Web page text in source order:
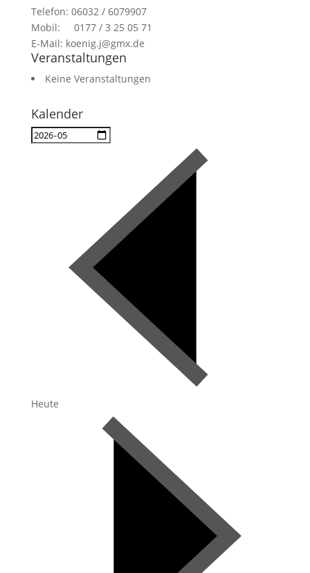
Telefon: 06032 / 6079907
Mobil: 0177 / 3 25 05 71
E-Mail: koenig.j@gmx.de
Veranstaltungen
Keine Veranstaltungen
Kalender
Heute